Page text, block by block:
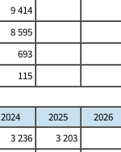
9 414
8 595
693
115
2024 2025
2026
3 236
3 203